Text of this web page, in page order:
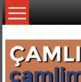
İçeriğe
geç